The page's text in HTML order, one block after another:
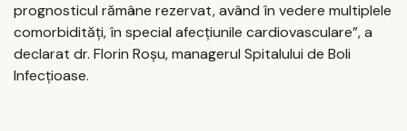
prognosticul rămâne rezervat, având în vedere multiplele
comorbidități, în special afecțiunile cardiovasculare”, a
declarat dr. Florin Roșu, managerul Spitalului de Boli
Infecțioase.